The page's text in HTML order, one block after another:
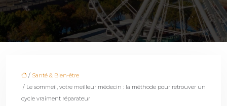
/ Santé & Bien-être
/ Le sommeil, votre meilleur médecin : la méthode pour retrouver un
cycle vraiment réparateur